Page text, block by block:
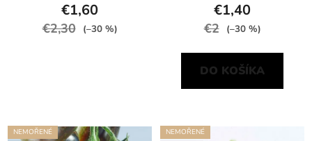
€1,60
€2,30 (–30 %)
€1,40
€2 (–30 %)
DO KOŠÍKA
NEMOŘENÉ
NEMOŘENÉ